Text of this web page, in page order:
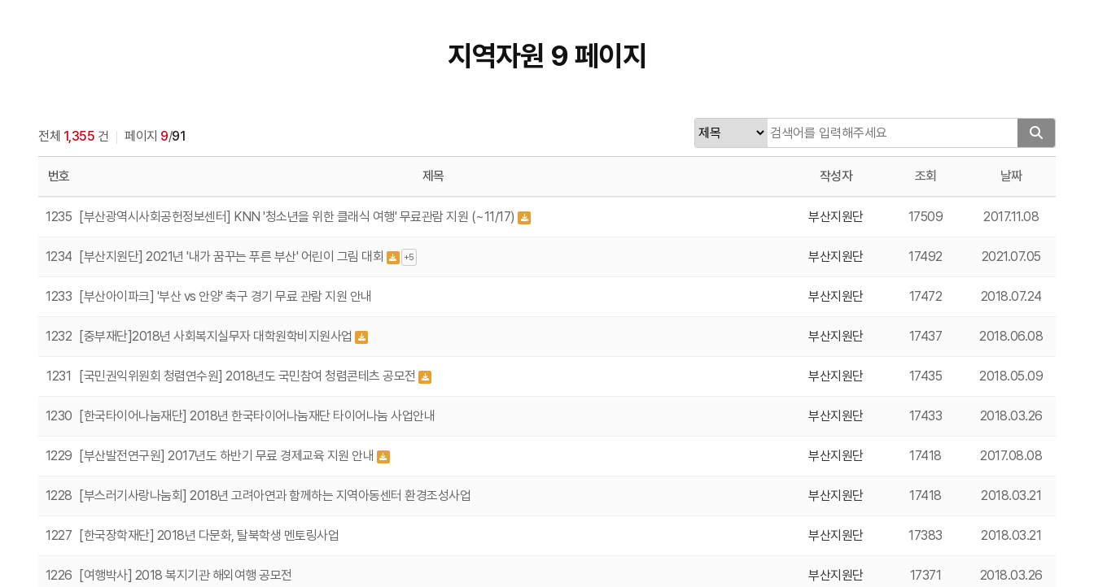
지역자원 9 페이지
전체 1,355 건 페이지 9/91
번호 제목 작성자 조회 날짜
1235 [부산광역시사회공헌정보센터] KNN '청소년을 위한 클래식 여행' 무료관람 지원 (~11/17) 부산지원단 17509 2017.11.08
1234 [부산지원단] 2021년 '내가 꿈꾸는 푸른 부산' 어린이 그림 대회 +5 부산지원단 17492 2021.07.05
1233 [부산아이파크] '부산 vs 안양' 축구 경기 무료 관람 지원 안내 부산지원단 17472 2018.07.24
1232 [중부재단]2018년 사회복지실무자 대학원학비지원사업 부산지원단 17437 2018.06.08
1231 [국민권익위원회 청렴연수원] 2018년도 국민참여 청렴콘테츠 공모전 부산지원단 17435 2018.05.09
1230 [한국타이어나눔재단] 2018년 한국타이어나눔재단 타이어나눔 사업안내 부산지원단 17433 2018.03.26
1229 [부산발전연구원] 2017년도 하반기 무료 경제교육 지원 안내 부산지원단 17418 2017.08.08
1228 [부스러기사랑나눔회] 2018년 고려아연과 함께하는 지역아동센터 환경조성사업 부산지원단 17418 2018.03.21
1227 [한국장학재단] 2018년 다문화, 탈북학생 멘토링사업 부산지원단 17383 2018.03.21
1226 [여행박사] 2018 복지기관 해외여행 공모전 부산지원단 17371 2018.03.26